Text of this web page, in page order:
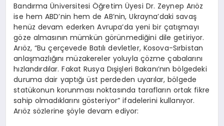
Bandırma Üniversitesi Öğretim Üyesi Dr. Zeynep Arıöz
ise hem ABD’nin hem de AB’nin, Ukrayna’daki savaş
henüz devam ederken Avrupa’da yeni bir çatışmayı
göze almasının mümkün görünmediğini dile getiriyor.
Arıöz, “Bu çerçevede Batılı devletler, Kosova-Sırbistan
anlaşmazlığını müzakereler yoluyla çözme çabalarını
hızlandırdılar. Fakat Rusya Dışişleri Bakanı’nın bölgedeki
duruma dair yaptığı üst perdeden uyarılar, bölgede
statükonun korunması noktasında tarafların ortak fikre
sahip olmadıklarını gösteriyor” ifadelerini kullanıyor.
Arıöz sözlerine şöyle devam ediyor: